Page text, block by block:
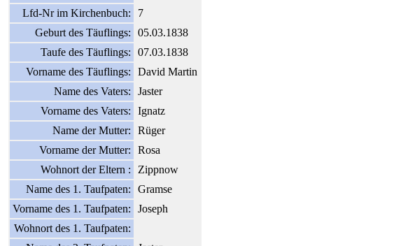
Lfd-Nr im Kirchenbuch:
7
Geburt des Täuflings:
05.03.1838
Taufe des Täuflings:
07.03.1838
Vorname des Täuflings:
David Martin
Name des Vaters:
Jaster
Vorname des Vaters:
Ignatz
Name der Mutter:
Rüger
Vorname der Mutter:
Rosa
Wohnort der Eltern :
Zippnow
Name des 1. Taufpaten:
Gramse
Vorname des 1. Taufpaten:
Joseph
Wohnort des 1. Taufpaten: